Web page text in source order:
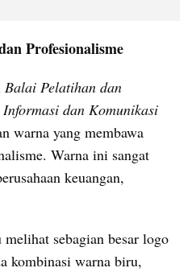
Profesionalisme
Balai Pelatihan dan
Informasi dan Komunikasi
warna yang membawa
Warna ini sangat
keuangan,
sebagian besar logo
kombinasi warna biru,